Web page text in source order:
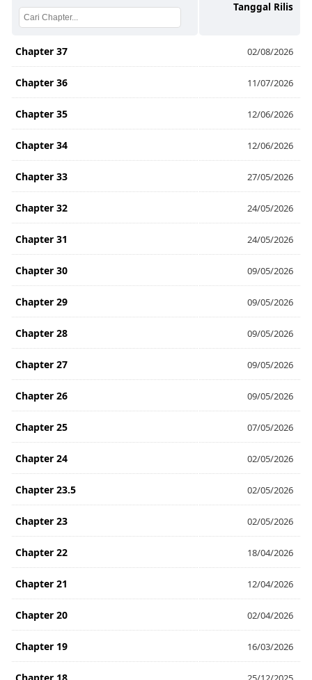
Tanggal Rilis
Chapter 37 02/08/2026
Chapter 36 11/07/2026
Chapter 35 12/06/2026
Chapter 34 12/06/2026
Chapter 33 27/05/2026
Chapter 32 24/05/2026
Chapter 31 24/05/2026
Chapter 30 09/05/2026
Chapter 29 09/05/2026
Chapter 28 09/05/2026
Chapter 27 09/05/2026
Chapter 26 09/05/2026
Chapter 25 07/05/2026
Chapter 24 02/05/2026
Chapter 23.5 02/05/2026
Chapter 23 02/05/2026
Chapter 22 18/04/2026
Chapter 21 12/04/2026
Chapter 20 02/04/2026
Chapter 19 16/03/2026